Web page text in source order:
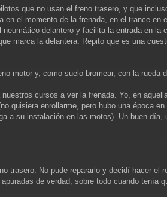
que no usan el freno trasero, y que
el momento de la frenada, en el trance en
delantero y facilita la entrada en la
marca la delantera. Repito que es una
motor y, como suelo bromear, con la rueda
cursos a ver la frenada. Yo, en
quisiera enrollarme, pero hubo una época en
a su instalación en las motos). Un buen día,
trasero. No pude repararlo y decidí hacer el
de verdad, sobre todo cuando tenía